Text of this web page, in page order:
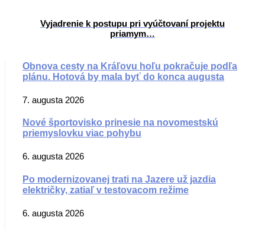
Vyjadrenie k postupu pri vyúčtovaní projektu
priamym…
Obnova cesty na Kráľovu hoľu pokračuje podľa
plánu. Hotová by mala byť do konca augusta
7. augusta 2026
Nové športovisko prinesie na novomestskú
priemyslovku viac pohybu
6. augusta 2026
Po modernizovanej trati na Jazere už jazdia
električky, zatiaľ v testovacom režime
6. augusta 2026